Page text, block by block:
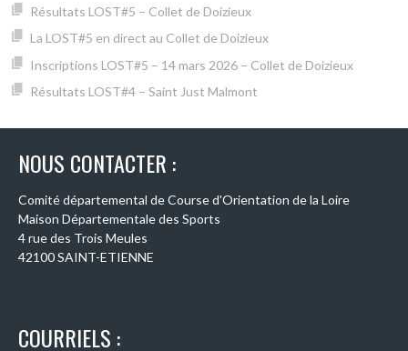
Résultats LOST#5 – Collet de Doizieux
La LOST#5 en direct au Collet de Doizieux
Inscriptions LOST#5 – 14 mars 2026 – Collet de Doizieux
Résultats LOST#4 – Saint Just Malmont
NOUS CONTACTER :
Comité départemental de Course d'Orientation de la Loire
Maison Départementale des Sports
4 rue des Trois Meules
42100 SAINT-ETIENNE
COURRIELS :